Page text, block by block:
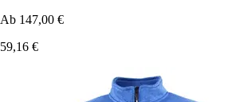
Ab 147,00 €
59,16 €